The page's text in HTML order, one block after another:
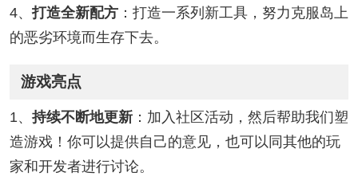
4、打造全新配方：打造一系列新工具，努力克服岛上
的恶劣环境而生存下去。
游戏亮点
1、 持续不断地更新：加入社区活动，然后帮助我们塑
造游戏！你可以提供自己的意见，也可以同其他的玩
家和开发者进行讨论。